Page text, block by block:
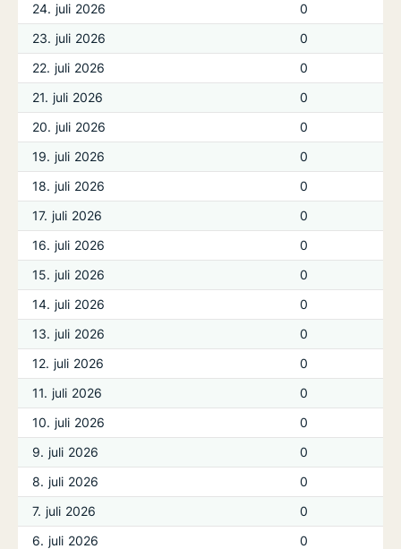
24. juli 2026
0
23. juli 2026
0
22. juli 2026
0
21. juli 2026
0
20. juli 2026
0
19. juli 2026
0
18. juli 2026
0
17. juli 2026
0
16. juli 2026
0
15. juli 2026
0
14. juli 2026
0
13. juli 2026
0
12. juli 2026
0
11. juli 2026
0
10. juli 2026
0
9. juli 2026
0
8. juli 2026
0
7. juli 2026
0
6. juli 2026
0